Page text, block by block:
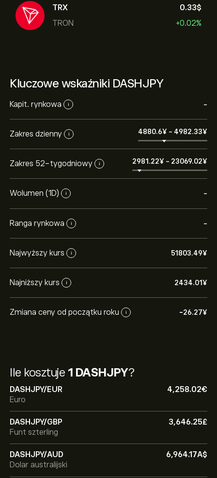
TRX
TRON
0.33‎$‎
+0.02%
Ile kosztuje 1 DASHJPY?
DASHJPY/EUR
4,258.02‎€‎
Euro
DASHJPY/GBP
3,646.25‎£‎
Funt szterling
DASHJPY/AUD
6,964.17‎A$‎
Dolar australijski
Kluczowe wskaźniki DASHJPY
Kapit. rynkowa i -
Zakres dzienny i 4880.6‎¥‎ - 4982.33‎¥‎
Zakres 52-tygodniowy i 2981.22‎¥‎ - 23069.02‎¥‎
Wolumen (1D) i -
Ranga rynkowa i -
Najwyższy kurs i 51803.49‎¥‎
Najniższy kurs i 2434.01‎¥‎
Zmiana ceny od początku roku i -26.27‎¥‎